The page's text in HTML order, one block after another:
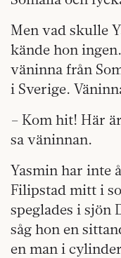
Men vad skulle
kände hon
väninna från
i Sverige.
– Kom hit! Här
sa väninnan.
Yasmin har inte
Filipstad mitt i
speglades i sjön
såg hon en
en man i